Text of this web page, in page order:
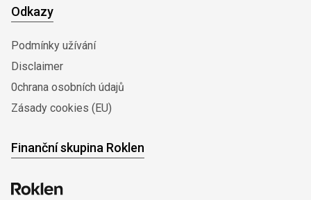
Odkazy
Podmínky užívání
Disclaimer
0chrana osobních údajů
Zásady cookies (EU)
Finanční skupina Roklen